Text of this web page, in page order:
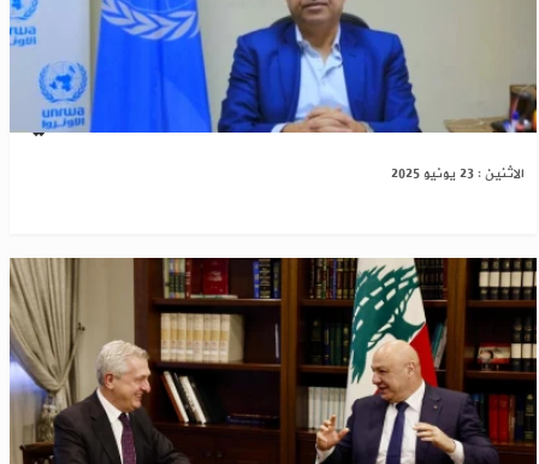
الأونروا تحذّر من توقف خدماتها بسبب العجز المالي
الاثنين : 23 يونيو 2025